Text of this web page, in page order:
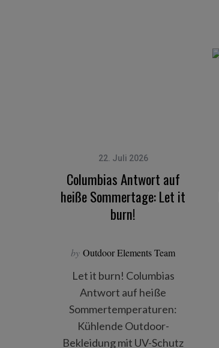
22. Juli 2026
Columbias Antwort auf
heiße Sommertage: Let it
burn!
by Outdoor Elements Team
Let it burn! Columbias
Antwort auf heiße
Sommertemperaturen:
Kühlende Outdoor-
Bekleidung mit UV-Schutz
e
r
c
f
r